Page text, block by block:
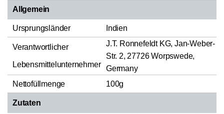
Allgemein
Ursprungsländer Indien
Verantwortlicher
Lebensmittelunternehmer
J.T. Ronnefeldt KG, Jan-Weber-
Str. 2, 27726 Worpswede,
Germany
Nettofüllmenge
100g
Zutaten